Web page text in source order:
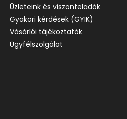
Üzleteink és viszonteladók
Gyakori kérdések (GYIK)
Vásárlói tájékoztatók
Ügyfélszolgálat